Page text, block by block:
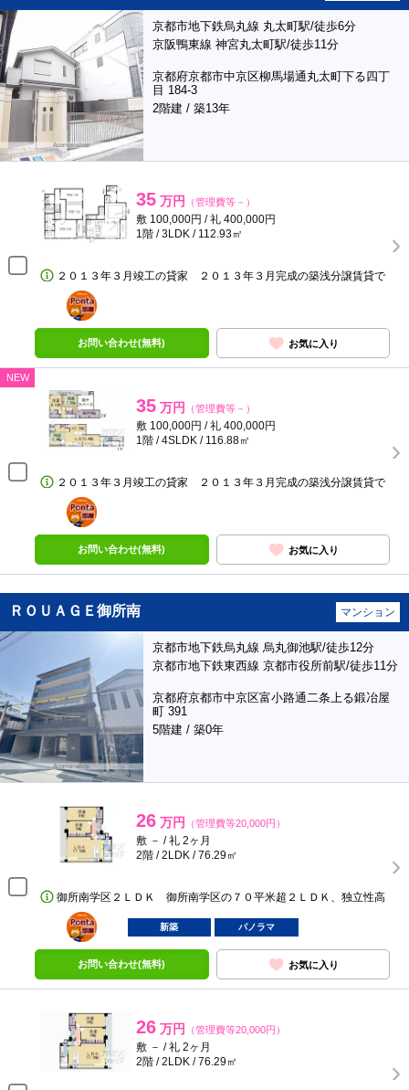
京都市地下鉄烏丸線 丸太町駅/徒歩6分
京阪鴨東線 神宮丸太町駅/徒歩11分
京都府京都市中京区柳馬場通丸太町下る四丁
目 184-3
2階建 / 築13年
35 万円 （管理費等－）
敷 100,000円 / 礼 400,000円
1階 / 3LDK / 112.93㎡
２０１３年３月竣工の貸家 ２０１３年３月完成の築浅分譲賃貸で
ポンタ
部屋
お問い合わせ(無料) お気に入り
NEW
35 万円 （管理費等－）
敷 100,000円 / 礼 400,000円
1階 / 4SLDK / 116.88㎡
２０１３年３月竣工の貸家 ２０１３年３月完成の築浅分譲賃貸で
ポンタ
部屋
お問い合わせ(無料) お気に入り
ＲＯＵＡＧＥ御所南 マンション
京都市地下鉄烏丸線 烏丸御池駅/徒歩12分
京都市地下鉄東西線 京都市役所前駅/徒歩11分
京都府京都市中京区富小路通二条上る鍛冶屋
町 391
5階建 / 築0年
26 万円 （管理費等20,000円）
敷 － / 礼 2ヶ月
2階 / 2LDK / 76.29㎡
御所南学区２ＬＤＫ 御所南学区の７０平米超２ＬＤＫ、独立性高
ポンタ
部屋
新築 パノラマ
お問い合わせ(無料) お気に入り
26 万円 （管理費等20,000円）
敷 － / 礼 2ヶ月
2階 / 2LDK / 76.29㎡